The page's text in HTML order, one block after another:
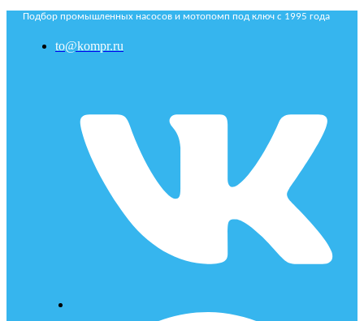
Подбор промышленных насосов и мотопомп под ключ с 1995 года
to@kompr.ru